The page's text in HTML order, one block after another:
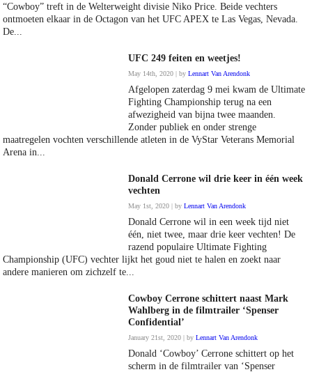
“Cowboy” treft in de Welterweight divisie Niko Price. Beide vechters
ontmoeten elkaar in de Octagon van het UFC APEX te Las Vegas, Nevada.
De...
UFC 249 feiten en weetjes!
May 14th, 2020 | byLennart Van Arendonk
Afgelopen zaterdag 9 mei kwam de Ultimate
Fighting Championship terug na een
afwezigheid van bijna twee maanden.
Zonder publiek en onder strenge
maatregelen vochten verschillende atleten in de VyStar Veterans Memorial
Arena in...
Donald Cerrone wil drie keer in één week
vechten
May 1st, 2020 | byLennart Van Arendonk
Donald Cerrone wil in een week tijd niet
één, niet twee, maar drie keer vechten! De
razend populaire Ultimate Fighting
Championship (UFC) vechter lijkt het goud niet te halen en zoekt naar
andere manieren om zichzelf te...
Cowboy Cerrone schittert naast Mark
Wahlberg in de filmtrailer ‘Spenser
Confidential’
January 21st, 2020 | byLennart Van Arendonk
Donald ‘Cowboy’ Cerrone schittert op het
scherm in de filmtrailer van ‘Spenser